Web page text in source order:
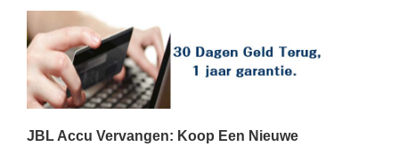
JBL Accu Vervangen: Koop Een Nieuwe